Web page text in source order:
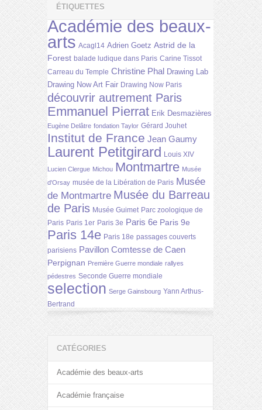
ÉTIQUETTES
Académie des beaux-
arts Acagl14 Adrien Goetz Astrid de la
Forest balade ludique dans Paris Carine Tissot
Carreau du Temple Christine Phal Drawing Lab
Drawing Now Art Fair Drawing Now Paris
découvrir autrement Paris
Emmanuel Pierrat Erik Desmazières
Eugène Delâtre fondation Taylor Gérard Jouhet
Institut de France Jean Gaumy
Laurent Petitgirard Louis XIV
Lucien Clergue Michou Montmartre Musée
d'Orsay musée de la Libération de Paris Musée
de Montmartre Musée du Barreau
de Paris Musée Guimet Parc zoologique de
Paris Paris 1er Paris 3e Paris 6e Paris 9e
Paris 14e Paris 18e passages couverts
parisiens Pavillon Comtesse de Caen
Perpignan Première Guerre mondiale rallyes
pédestres Seconde Guerre mondiale
selection Serge Gainsbourg Yann Arthus-
Bertrand
CATÉGORIES
Académie des beaux-arts
Académie française